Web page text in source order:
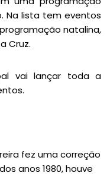
Na lista tem eventos
natalina,
Cruz.
vai lançar toda a
fez uma correção
anos 1980, houve